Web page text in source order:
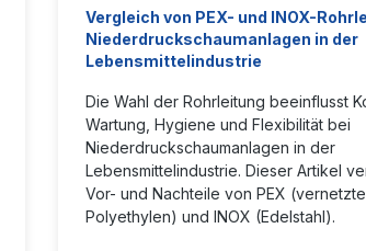
n zum
Vergleich von PEX- und INOX-
Niederdruckschaumanlagen in der
Lebensmittelindustrie
Die Wahl der Rohrleitung beeinflusst
Wartung, Hygiene und Flexibilität bei
Niederdruckschaumanlagen in der
Lebensmittelindustrie. Dieser Artikel
Vor- und Nachteile von PEX
Polyethylen) und INOX (Edelstahl).